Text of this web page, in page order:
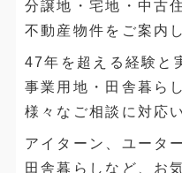
分譲地・宅地・中古
不動産物件をご案内
47年を超える経験と
事業用地・田舎暮ら
様々なご相談に対応
アイターン、ユータ
田舎暮らしなど、お